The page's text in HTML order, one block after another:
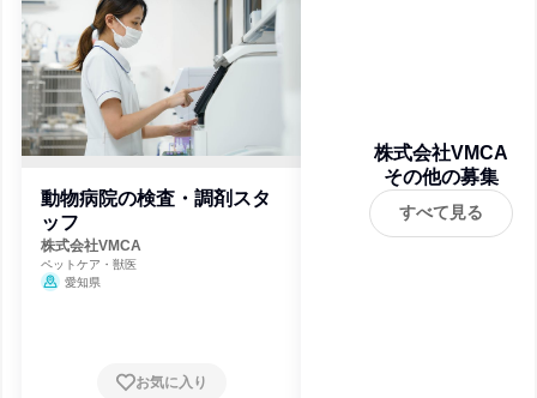
動物病院の検査・調剤スタ
ッフ
株式会社VMCA
ペットケア・獣医
愛知県
お気に入り
株式会社VMCA
その他の募集
すべて見る